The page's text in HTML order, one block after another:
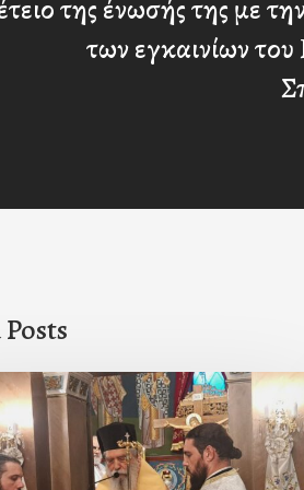
της ένωσής της με την
των εγκαινίων